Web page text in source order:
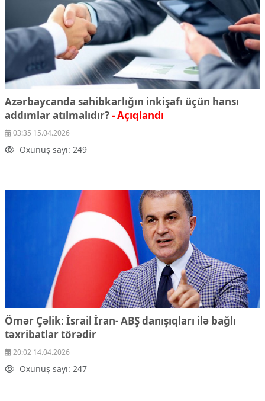
Çarpaz baxış
Siyasi
Geosiyasi
İqtisadi
Sosioloji
Araşdırma
Multimedia
Foto
Video
Elm və təhsil
Mədəniyyət
Yüksəliş hekayəsi
Mədəniyyətimizin Zəfəri
Zəfər Diasporu
Səhiyyə
Ailə və uşaq
Turizm
İqtisadiyyat
İqtisadi xəbərlər
Azərbaycanda sahibkarlığın inkişafı üçün hansı
addımlar atılmalıdır?- Açıqlandı
03:35 15.04.2026
Oxunuş sayı: 249
Ömər Çəlik: İsrail İran- ABŞ danışıqları ilə bağlı
təxribatlar törədir
20:02 14.04.2026
Oxunuş sayı: 247